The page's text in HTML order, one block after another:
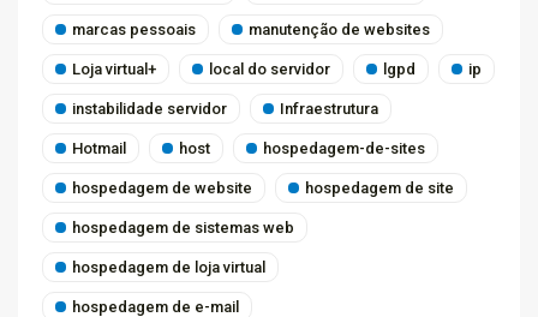
marcas pessoais manutenção de websites
Loja virtual+ local do servidor lgpd ip
instabilidade servidor Infraestrutura
Hotmail host hospedagem-de-sites
hospedagem de website hospedagem de site
hospedagem de sistemas web
hospedagem de loja virtual
hospedagem de e-mail